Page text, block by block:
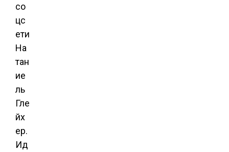
со
цс
ети
На
тан
ие
ль
Гле
йх
ер.
Ид